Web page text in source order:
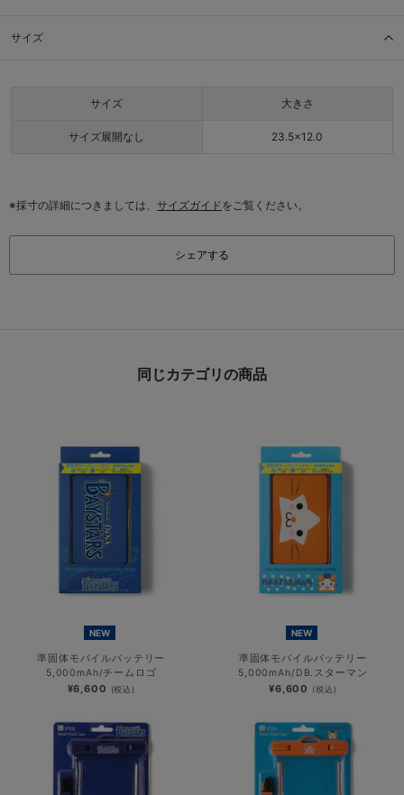
サイズ
サイズ 大きさ
サイズ展開なし 23.5×12.0
※採寸の詳細につきましては、 サイズガイドをご覧ください。
シェアする
同じカテゴリの商品
NEW
準固体モバイルバッテリー
5,000mAh/チームロゴ
¥6,600 (税込)
NEW
準固体モバイルバッテリー
5,000mAh/DB.スターマン
¥6,600 (税込)